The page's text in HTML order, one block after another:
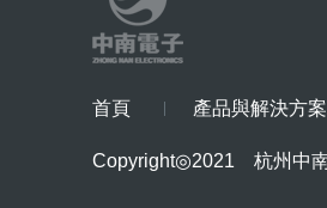
首頁 產品與解決方案
Copyright◎2021 杭州中